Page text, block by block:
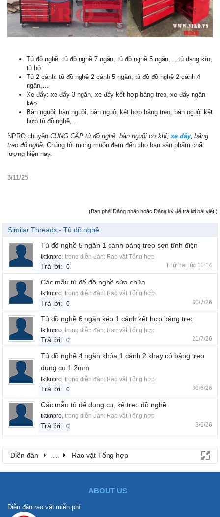
Tủ đồ nghề: tủ đồ nghề 7 ngăn, tủ đồ nghề 5 ngăn,.., tủ dạng kín,
tủ hở.
Tủ 2 cánh: tủ đồ nghề 2 cánh 5 ngăn, tủ đồ đồ nghề 2 cánh 4
ngăn,…
Xe đẩy: xe đẩy 3 ngăn, xe đẩy kết hợp bảng treo, xe đẩy ngăn
kéo
Bàn nguội: bàn nguội, bàn nguội kết hợp bảng treo, bàn nguội kết
hợp tủ đồ nghề,..
NPRO chuyên CUNG CẤP tủ đồ nghề, bàn nguội cơ khí, xe đẩy, bảng
treo đồ nghề . Chúng tôi mong muốn đem đến cho bạn sản phẩm chất
lượng hiện nay.
3/11/25
(Bạn phải Đăng nhập hoặc Đăng ký để trả lời bài viết.)
Similar Threads - Tủ đồ nghề
Tủ đồ nghề 5 ngăn 1 cánh bảng treo sơn tĩnh điện
tktknpro , trong diễn đàn: Rao vặt Tổng hợp
Trả lời: 0 Thứ hai lúc 11:14
Các mẫu tủ để đồ nghề sửa chữa
tktknpro , trong diễn đàn: Rao vặt Tổng hợp
Trả lời: 0 30/7/26
Tủ đồ nghề 6 ngăn kéo 1 cánh kết hợp bảng treo
tktknpro , trong diễn đàn: Rao vặt Tổng hợp
Trả lời: 0 21/7/26
Tủ đồ nghề 4 ngăn khóa 1 cánh 2 khay có bảng treo
dụng cụ 1.2mm
tktknpro , trong diễn đàn: Rao vặt Tổng hợp
Trả lời: 0 30/6/26
Các mẫu tủ để dụng cụ, kệ treo đồ nghề
tktknpro , trong diễn đàn: Rao vặt Tổng hợp
Trả lời: 0 3/6/26
Diễn đàn Rao vặt Tổng hợp
ABOUT US
Diễn đàn rao vặt miễn phí